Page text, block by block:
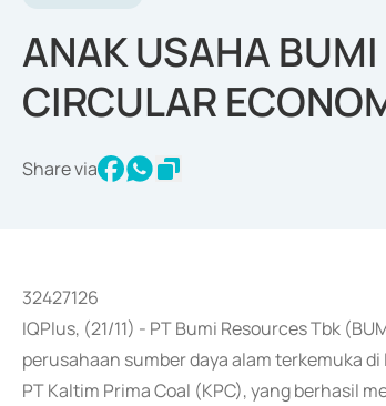
ANAK USAHA
CIRCULAR
Share via
32427126
IQPlus, (21/11) - PT Bumi Resources Tbk
perusahaan sumber daya alam terkemuka
PT Kaltim Prima Coal (KPC), yang berhasil